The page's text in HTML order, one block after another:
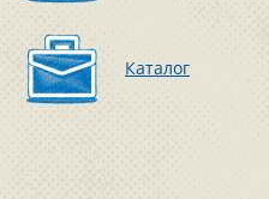
Каталог